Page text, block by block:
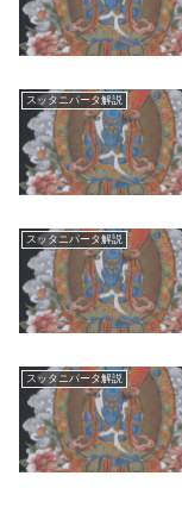
スッタニパータ解説
スッタニパータ解説
スッタニパータ解説